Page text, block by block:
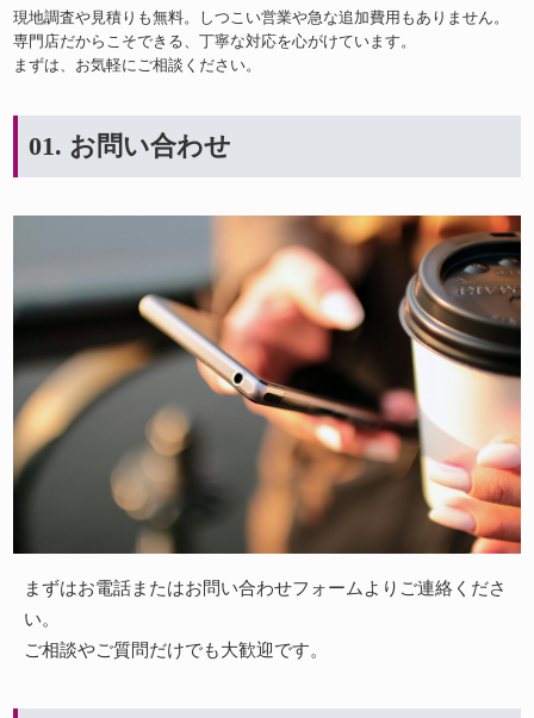
現地調査や見積りも無料。しつこい営業や急な追加費用もありません。
専門店だからこそできる、丁寧な対応を心がけています。
まずは、お気軽にご相談ください。
01. お問い合わせ
まずはお電話またはお問い合わせフォームよりご連絡くださ
い。
ご相談やご質問だけでも大歓迎です。